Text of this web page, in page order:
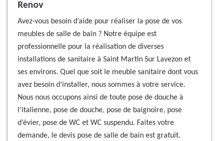
Renov
Avez-vous besoin d’aide pour réaliser la pose de vos
meubles de salle de bain ? Notre équipe est
professionnelle pour la réalisation de diverses
installations de sanitaire à Saint Martin Sur Lavezon et
ses environs. Quel que soit le meuble sanitaire dont vous
avez besoin d’installer, nous sommes à votre service.
Nous nous occupons ainsi de toute pose de douche à
l’italienne, pose de douche, pose de baignoire, pose
d’évier, pose de WC et WC suspendu. Faites votre
demande, le devis pose de salle de bain est gratuit.